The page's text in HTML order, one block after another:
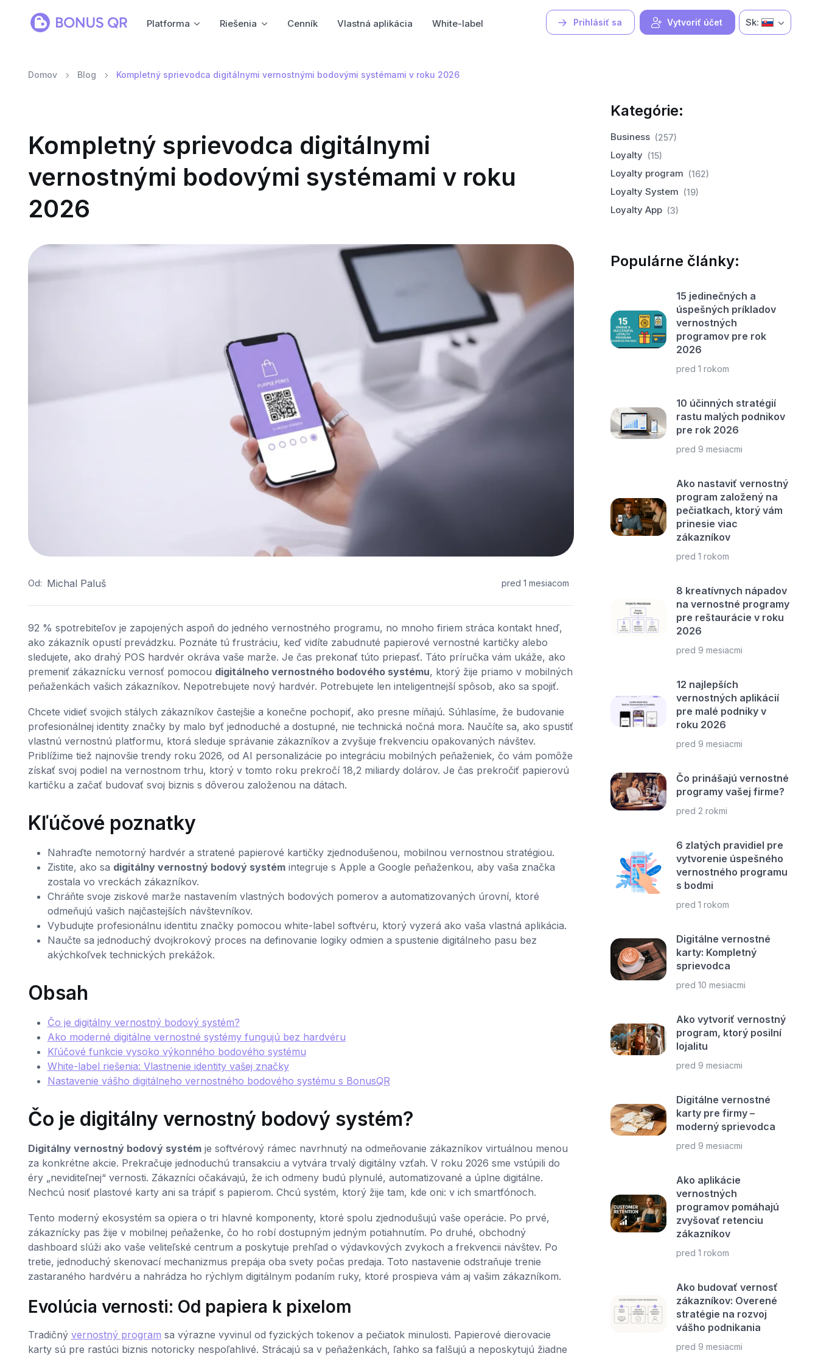
Prihlásiť sa Vytvoriť účet
Platforma Riešenia Cenník Vlastná aplikácia White-label Sk:
Domov Blog Kompletný sprievodca digitálnymi vernostnými bodovými systémami v roku 2026
Kompletný sprievodca digitálnymi
vernostnými bodovými systémami v roku
2026
Od: Michal Paluš pred 1 mesiacom
92 % spotrebiteľov je zapojených aspoň do jedného vernostného programu, no mnoho firiem stráca kontakt hneď,
ako zákazník opustí prevádzku. Poznáte tú frustráciu, keď vidíte zabudnuté papierové vernostné kartičky alebo
sledujete, ako drahý POS hardvér okráva vaše marže. Je čas prekonať túto priepasť. Táto príručka vám ukáže, ako
premeniť zákaznícku vernosť pomocou digitálneho vernostného bodového systému, ktorý žije priamo v mobilných
peňaženkách vašich zákazníkov. Nepotrebujete nový hardvér. Potrebujete len inteligentnejší spôsob, ako sa spojiť.
Chcete vidieť svojich stálych zákazníkov častejšie a konečne pochopiť, ako presne míňajú. Súhlasíme, že budovanie
profesionálnej identity značky by malo byť jednoduché a dostupné, nie technická nočná mora. Naučíte sa, ako spustiť
vlastnú vernostnú platformu, ktorá sleduje správanie zákazníkov a zvyšuje frekvenciu opakovaných návštev.
Priblížime tiež najnovšie trendy roku 2026, od AI personalizácie po integráciu mobilných peňaženiek, čo vám pomôže
získať svoj podiel na vernostnom trhu, ktorý v tomto roku prekročí 18,2 miliardy dolárov. Je čas prekročiť papierovú
kartičku a začať budovať svoj biznis s dôverou založenou na dátach.
Kľúčové poznatky
Nahraďte nemotorný hardvér a stratené papierové kartičky zjednodušenou, mobilnou vernostnou stratégiou.
Zistite, ako sa digitálny vernostný bodový systémintegruje s Apple a Google peňaženkou, aby vaša značka
zostala vo vreckách zákazníkov.
Chráňte svoje ziskové marže nastavením vlastných bodových pomerov a automatizovaných úrovní, ktoré
odmeňujú vašich najčastejších návštevníkov.
Vybudujte profesionálnu identitu značky pomocou white-label softvéru, ktorý vyzerá ako vaša vlastná aplikácia.
Naučte sa jednoduchý dvojkrokový proces na definovanie logiky odmien a spustenie digitálneho pasu bez
akýchkoľvek technických prekážok.
Obsah
Čo je digitálny vernostný bodový systém?
Ako moderné digitálne vernostné systémy fungujú bez hardvéru
Kľúčové funkcie vysoko výkonného bodového systému
White-label riešenia: Vlastnenie identity vašej značky
Nastavenie vášho digitálneho vernostného bodového systému s BonusQR
Čo je digitálny vernostný bodový systém?
Digitálny vernostný bodový systémje softvérový rámec navrhnutý na odmeňovanie zákazníkov virtuálnou menou
za konkrétne akcie. Prekračuje jednoduchú transakciu a vytvára trvalý digitálny vzťah. V roku 2026 sme vstúpili do
éry „neviditeľnej“ vernosti. Zákazníci očakávajú, že ich odmeny budú plynulé, automatizované a úplne digitálne.
Nechcú nosiť plastové karty ani sa trápiť s papierom. Chcú systém, ktorý žije tam, kde oni: v ich smartfónoch.
Tento moderný ekosystém sa opiera o tri hlavné komponenty, ktoré spolu zjednodušujú vaše operácie. Po prvé,
zákaznícky pas žije v mobilnej peňaženke, čo ho robí dostupným jedným potiahnutím. Po druhé, obchodný
dashboard slúži ako vaše veliteľské centrum a poskytuje prehľad o výdavkových zvykoch a frekvencii návštev. Po
tretie, jednoduchý skenovací mechanizmus prepája oba svety počas predaja. Toto nastavenie odstraňuje trenie
zastaraného hardvéru a nahrádza ho rýchlym digitálnym podaním ruky, ktoré prospieva vám aj vašim zákazníkom.
Evolúcia vernosti: Od papiera k pixelom
Tradičný vernostný program sa výrazne vyvinul od fyzických tokenov a pečiatok minulosti. Papierové dierovacie
karty sú pre rastúci biznis notoricky nespoľahlivé. Strácajú sa v peňaženkách, ľahko sa falšujú a neposkytujú žiadne
Kategórie:
Business (257)
Loyalty (15)
Loyalty program (162)
Loyalty System (19)
Loyalty App (3)
Populárne články:
15 jedinečných a
úspešných príkladov
vernostných
programov pre rok
2026
pred 1 rokom
10 účinných stratégií
rastu malých podnikov
pre rok 2026
pred 9 mesiacmi
Ako nastaviť vernostný
program založený na
pečiatkach, ktorý vám
prinesie viac
zákazníkov
pred 1 rokom
8 kreatívnych nápadov
na vernostné programy
pre reštaurácie v roku
2026
pred 9 mesiacmi
12 najlepších
vernostných aplikácií
pre malé podniky v
roku 2026
pred 9 mesiacmi
Čo prinášajú vernostné
programy vašej firme?
pred 2 rokmi
6 zlatých pravidiel pre
vytvorenie úspešného
vernostného programu
s bodmi
pred 1 rokom
Digitálne vernostné
karty: Kompletný
sprievodca
pred 10 mesiacmi
Ako vytvoriť vernostný
program, ktorý posilní
lojalitu
pred 9 mesiacmi
Digitálne vernostné
karty pre firmy –
moderný sprievodca
pred 9 mesiacmi
Ako aplikácie
vernostných
programov pomáhajú
zvyšovať retenciu
zákazníkov
pred 1 rokom
Ako budovať vernosť
zákazníkov: Overené
stratégie na rozvoj
vášho podnikania
pred 9 mesiacmi